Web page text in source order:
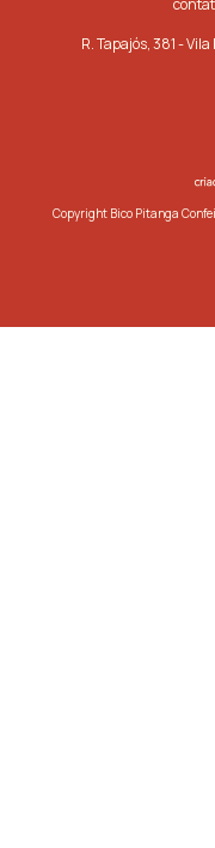
R. Tapajós, 381 -
Copyright Bico Pitanga